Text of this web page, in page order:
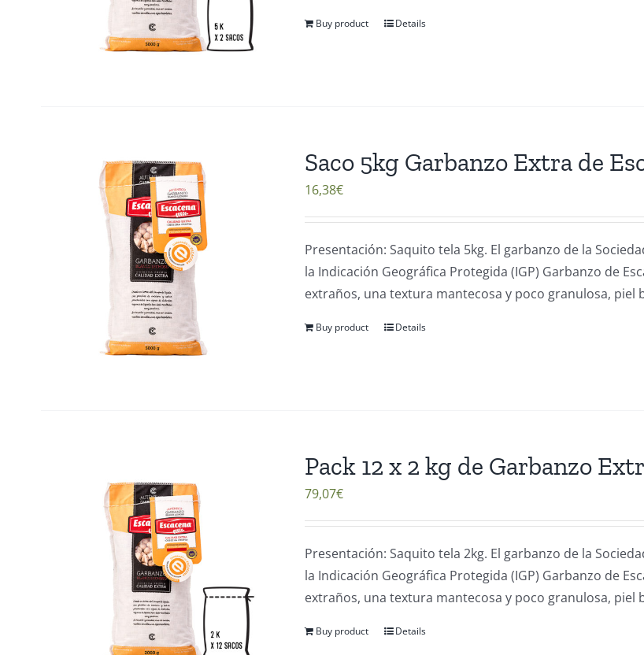
Buy product Details
Saco 5kg Garbanzo Extra de
16,38€
Presentación: Saquito tela 5kg. El garbanzo de la
la Indicación Geográfica Protegida (IGP) Garbanzo de
extraños, una textura mantecosa y poco granulosa,
Buy product Details
Pack 12 x 2 kg de Garbanzo
79,07€
Presentación: Saquito tela 2kg. El garbanzo de la
la Indicación Geográfica Protegida (IGP) Garbanzo de
extraños, una textura mantecosa y poco granulosa,
Buy product Details